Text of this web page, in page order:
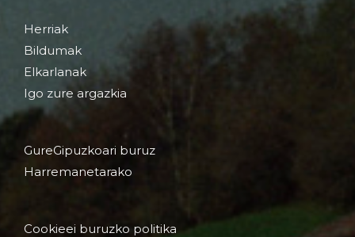
Herriak
Bildumak
Elkarlanak
Igo zure argazkia
GureGipuzkoari buruz
Harremanetarako
Cookieei buruzko politika